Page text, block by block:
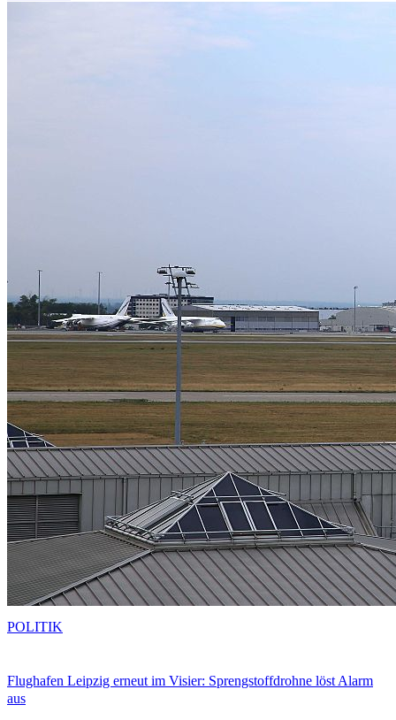
Flughafen Leipzig erneut im Visier: Sprengstoffdrohne löst Alarm
aus
POLITIK